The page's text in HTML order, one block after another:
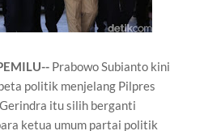
Prabowo Subianto kini
politik menjelang Pilpres
itu silih berganti
ketua umum partai politik